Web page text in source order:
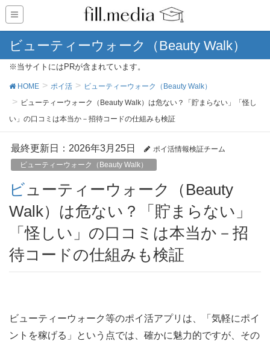
ビューティーウォーク（Beauty Walk）
※当サイトにはPRが含まれています。
HOME ポイ活
ビューティーウォーク（Beauty Walk）
ビューティーウォーク（Beauty Walk）は危ない？「貯まらない」「怪し
い」の口コミは本当か－招待コードの仕組みも検証
最終更新日：2026年3月25日
ポイ活情報検証チーム
ビューティーウォーク（Beauty Walk）
ビューティーウォーク（Beauty
Walk）は危ない？「貯まらない」
「怪しい」の口コミは本当か－招
待コードの仕組みも検証
ビューティーウォーク等のポイ活アプリは、「気軽にポイ
ントを稼げる」という点では、確かに魅力的ですが、その